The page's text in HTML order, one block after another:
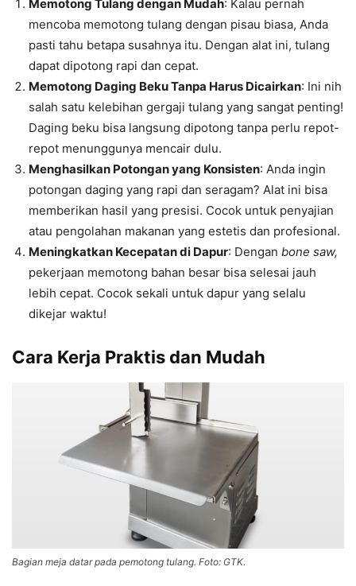
Memotong Tulang dengan Mudah: Kalau pernah
mencoba memotong tulang dengan pisau biasa, Anda
pasti tahu betapa susahnya itu. Dengan alat ini, tulang
dapat dipotong rapi dan cepat.
Memotong Daging Beku Tanpa Harus Dicairkan: Ini nih
salah satu kelebihan gergaji tulang yang sangat penting!
Daging beku bisa langsung dipotong tanpa perlu repot-
repot menunggunya mencair dulu.
Menghasilkan Potongan yang Konsisten: Anda ingin
potongan daging yang rapi dan seragam? Alat ini bisa
memberikan hasil yang presisi. Cocok untuk penyajian
atau pengolahan makanan yang estetis dan profesional.
Meningkatkan Kecepatan di Dapur: Dengan bone saw,
pekerjaan memotong bahan besar bisa selesai jauh
lebih cepat. Cocok sekali untuk dapur yang selalu
dikejar waktu!
Cara Kerja Praktis dan Mudah
Bagian meja datar pada pemotong tulang. Foto: GTK.